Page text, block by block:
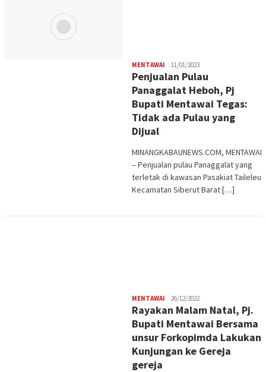
MENTAWAI Redaksi
11/01/2023
Penjualan Pulau
Panaggalat Heboh, Pj
Bupati Mentawai Tegas:
Tidak ada Pulau yang
Dijual
MINANGKABAUNEWS.COM, MENTAWAI
– Penjualan pulau Panaggalat yang
terletak di kawasan Pasakiat Taileleu
Kecamatan Siberut Barat […]
MENTAWAI Redaksi
26/12/2022
Rayakan Malam Natal, Pj.
Bupati Mentawai Bersama
unsur Forkopimda Lakukan
Kunjungan ke Gereja
gereja